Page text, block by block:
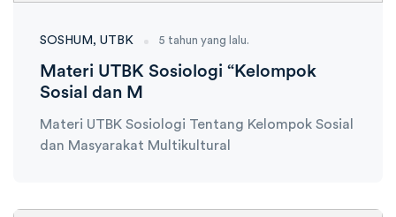
SOSHUM UTBK 5 tahun yang lalu.
Materi UTBK Sosiologi “Kelompok
Sosial dan M
Materi UTBK Sosiologi Tentang Kelompok Sosial
dan Masyarakat Multikultural